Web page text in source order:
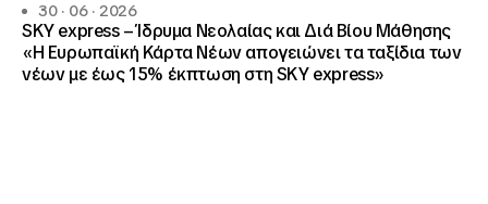
30 · 06 · 2026
SKY express – Ίδρυμα Νεολαίας και Διά Βίου Μάθησης
«Η Ευρωπαϊκή Κάρτα Νέων απογειώνει τα ταξίδια των
νέων με έως 15% έκπτωση στη SKY express»